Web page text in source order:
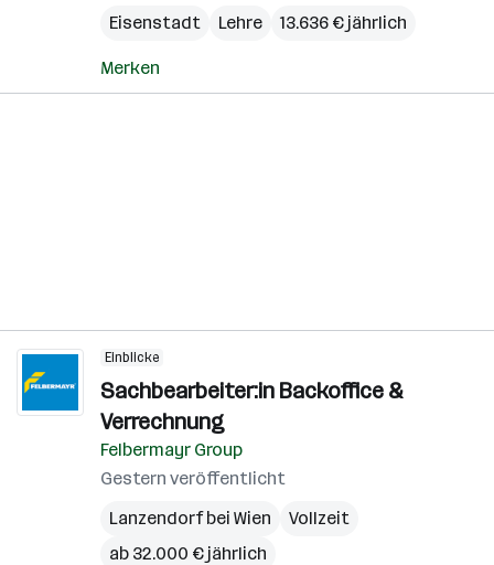
Eisenstadt Lehre 13.636 € jährlich
Merken
Einblicke
Sachbearbeiter:in Backoffice &
Verrechnung
Felbermayr Group
Gestern veröffentlicht
Lanzendorf bei Wien
Vollzeit
ab 32.000 € jährlich